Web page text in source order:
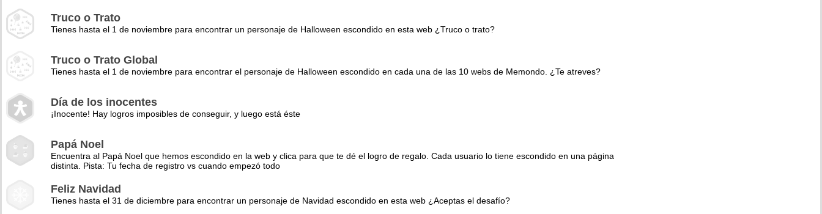
Truco o Trato
Tienes hasta el 1 de noviembre para encontrar un personaje de Halloween escondido en esta web ¿Truco o trato?
Truco o Trato Global
Tienes hasta el 1 de noviembre para encontrar el personaje de Halloween escondido en cada una de las 10 webs de Memondo. ¿Te atreves?
Día de los inocentes
¡Inocente! Hay logros imposibles de conseguir, y luego está éste
Papá Noel
Encuentra al Papá Noel que hemos escondido en la web y clica para que te dé el logro de regalo. Cada usuario lo tiene escondido en una página
distinta. Pista: Tu fecha de registro vs cuando empezó todo
Feliz Navidad
Tienes hasta el 31 de diciembre para encontrar un personaje de Navidad escondido en esta web ¿Aceptas el desafío?